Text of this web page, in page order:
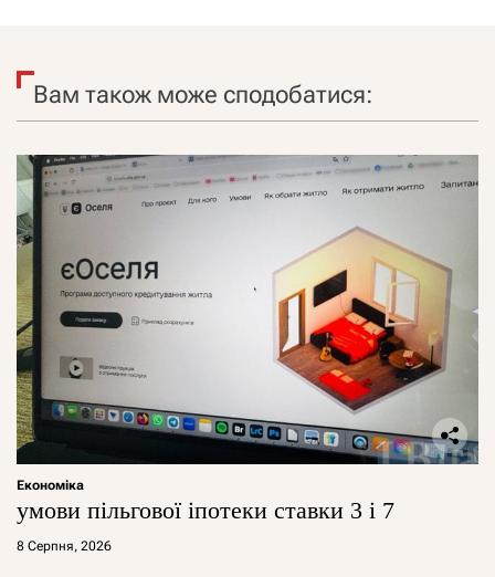
Вам також може сподобатися:
Економіка
умови пільгової іпотеки ставки 3 і 7
8 Серпня, 2026